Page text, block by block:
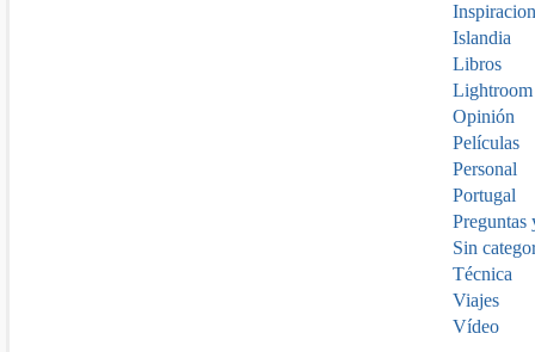
Islandia
Libros
Lightroom
Opinión
Películas
Personal
Portugal
Preguntas
Sin
Técnica
Viajes
Vídeo